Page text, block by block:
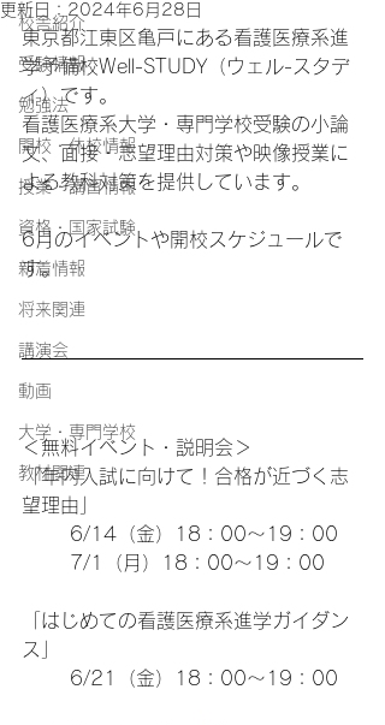
校舎紹介
受験情報
勉強法
開校・休校情報
授業・講習情報
資格・国家試験
新着情報
将来関連
講演会
動画
大学・専門学校
教材関連
更新日： 2024年6月28日
東京都江東区亀戸にある看護医療系進
学予備校Well-STUDY（ウェル-スタデ
ィ）です。
看護医療系大学・専門学校受験の小論
文、面接・志望理由対策や映像授業に
よる教科対策を提供しています。
6月のイベントや開校スケジュールで
す。
＜無料イベント・説明会＞
「年内入試に向けて！合格が近づく志
望理由」
	6/14（金）18：00～19：00
	7/1（月）18：00～19：00
「はじめての看護医療系進学ガイダン
ス」
	6/21（金）18：00～19：00